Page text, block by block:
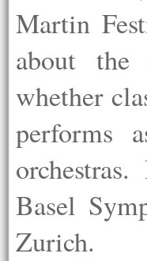
Martin
about the
whether
performs
Basel
Zurich.